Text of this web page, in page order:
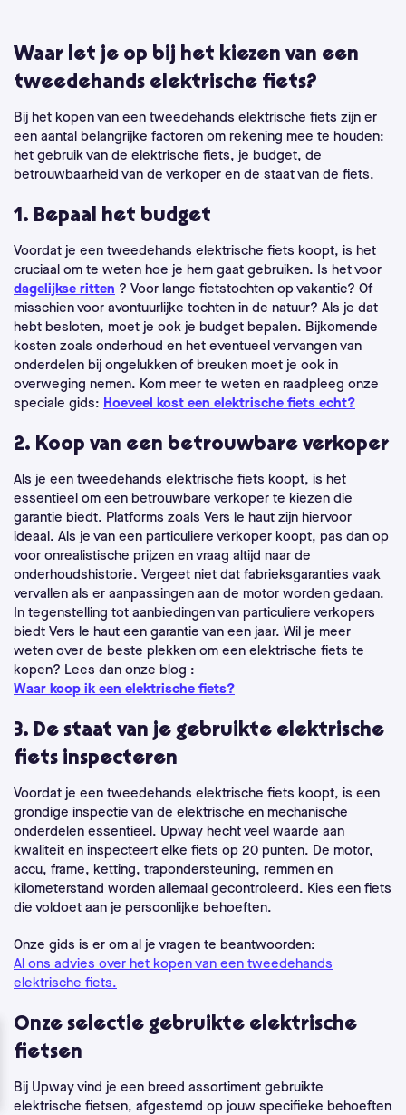
Waar let je op bij het kiezen van een
tweedehands elektrische fiets?
Bij het kopen van een tweedehands elektrische fiets zijn er
een aantal belangrijke factoren om rekening mee te houden:
het gebruik van de elektrische fiets, je budget, de
betrouwbaarheid van de verkoper en de staat van de fiets.
1. Bepaal het budget
Voordat je een tweedehands elektrische fiets koopt, is het
cruciaal om te weten hoe je hem gaat gebruiken. Is het voor
dagelijkse ritten ? Voor lange fietstochten op vakantie? Of
misschien voor avontuurlijke tochten in de natuur? Als je dat
hebt besloten, moet je ook je budget bepalen. Bijkomende
kosten zoals onderhoud en het eventueel vervangen van
onderdelen bij ongelukken of breuken moet je ook in
overweging nemen. Kom meer te weten en raadpleeg onze
speciale gids: Hoeveel kost een elektrische fiets echt?
2. Koop van een betrouwbare verkoper
Als je een tweedehands elektrische fiets koopt, is het
essentieel om een betrouwbare verkoper te kiezen die
garantie biedt. Platforms zoals Vers le haut zijn hiervoor
ideaal. Als je van een particuliere verkoper koopt, pas dan op
voor onrealistische prijzen en vraag altijd naar de
onderhoudshistorie. Vergeet niet dat fabrieksgaranties vaak
vervallen als er aanpassingen aan de motor worden gedaan.
In tegenstelling tot aanbiedingen van particuliere verkopers
biedt Vers le haut een garantie van een jaar. Wil je meer
weten over de beste plekken om een elektrische fiets te
kopen? Lees dan onze blog :
Waar koop ik een elektrische fiets?
3. De staat van je gebruikte elektrische
fiets inspecteren
Voordat je een tweedehands elektrische fiets koopt, is een
grondige inspectie van de elektrische en mechanische
onderdelen essentieel. Upway hecht veel waarde aan
kwaliteit en inspecteert elke fiets op 20 punten. De motor,
accu, frame, ketting, trapondersteuning, remmen en
kilometerstand worden allemaal gecontroleerd. Kies een fiets
die voldoet aan je persoonlijke behoeften.
Onze gids is er om al je vragen te beantwoorden:
Al ons advies over het kopen van een tweedehands
elektrische fiets.
Onze selectie gebruikte elektrische
fietsen
Bij Upway vind je een breed assortiment gebruikte
elektrische fietsen, afgestemd op jouw specifieke behoeften